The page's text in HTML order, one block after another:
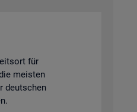
für
meisten
deutschen